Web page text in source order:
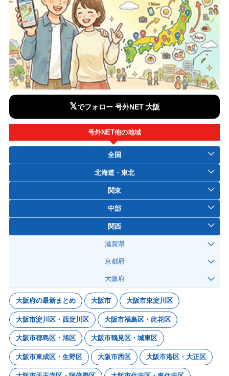
𝕏でフォロー 号外NET 大阪
号外NET他の地域
全国
北海道・東北
関東
中部
関西
滋賀県
京都府
大阪府
大阪府の最新まとめ 大阪市 大阪市東淀川区
大阪市淀川区・西淀川区 大阪市福島区・此花区
大阪市都島区・旭区 大阪市鶴見区・城東区
大阪市東成区・生野区 大阪市西区 大阪市港区・大正区